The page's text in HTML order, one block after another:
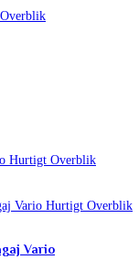
Hurtigt Overblik
Hurtigt Overblik
Vario